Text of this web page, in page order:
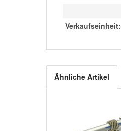
Verkaufseinheit:
Ähnliche Artikel